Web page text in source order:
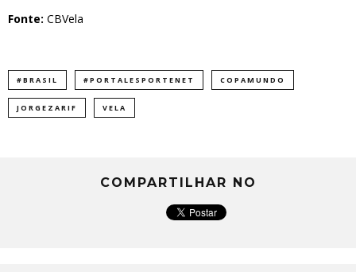
Fonte: CBVela
#BRASIL #PORTALESPORTENET COPAMUNDO
JORGEZARIF VELA
COMPARTILHAR NO